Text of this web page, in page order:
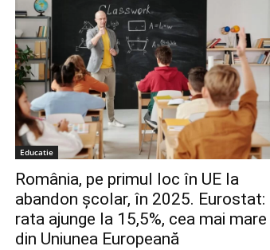
Educatie
România, pe primul loc în UE la
abandon școlar, în 2025. Eurostat:
rata ajunge la 15,5%, cea mai mare
din Uniunea Europeană